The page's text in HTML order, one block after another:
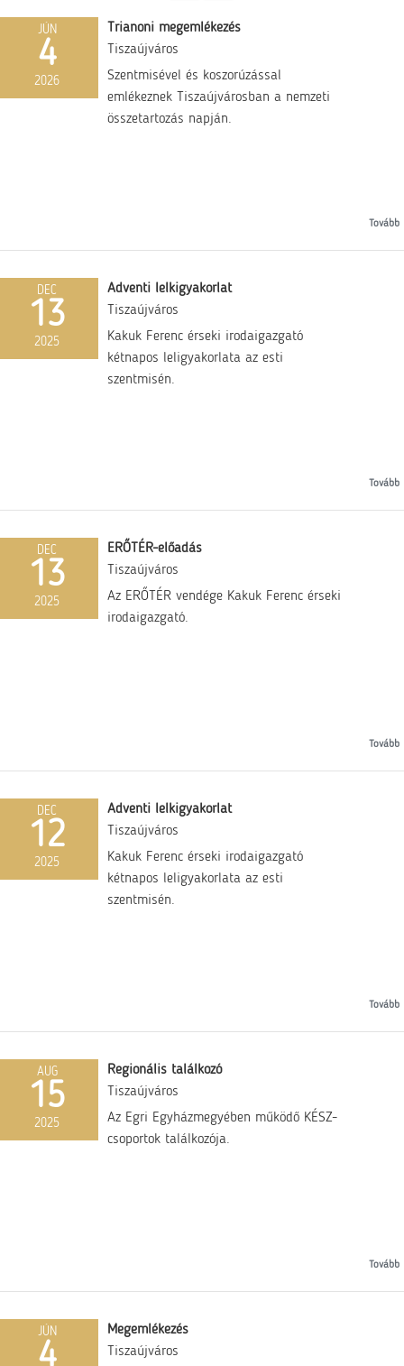
JÚN
4
2026
Trianoni megemlékezés
Tiszaújváros
Szentmisével és koszorúzással
emlékeznek Tiszaújvárosban a nemzeti
összetartozás napján.
Tovább
DEC
13
2025
Adventi lelkigyakorlat
Tiszaújváros
Kakuk Ferenc érseki irodaigazgató
kétnapos leligyakorlata az esti
szentmisén.
Tovább
DEC
13
2025
ERŐTÉR-előadás
Tiszaújváros
Az ERŐTÉR vendége Kakuk Ferenc érseki
irodaigazgató.
Tovább
DEC
12
2025
Adventi lelkigyakorlat
Tiszaújváros
Kakuk Ferenc érseki irodaigazgató
kétnapos leligyakorlata az esti
szentmisén.
Tovább
AUG
15
2025
Regionális találkozó
Tiszaújváros
Az Egri Egyházmegyében működő KÉSZ-
csoportok találkozója.
Tovább
JÚN
4
Megemlékezés
Tiszaújváros